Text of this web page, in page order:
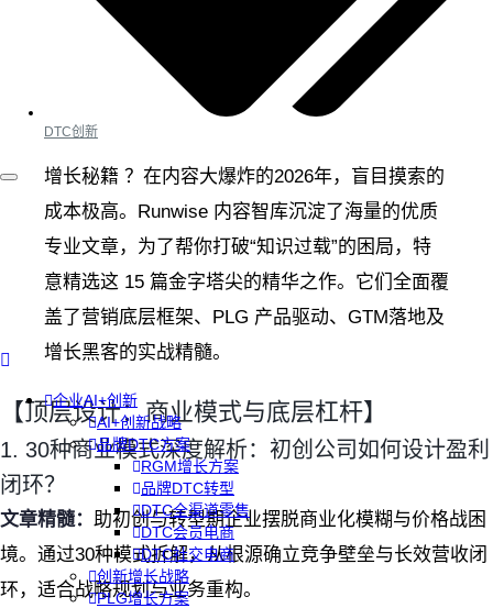
企业AI+创新
AI+创新战略
品牌DTC方案
RGM增长方案
品牌DTC转型
DTC全渠道零售
DTC会员电商
DTC社交电商
创新增长战略
PLG增长方案
DTC创新
增长秘籍 ？在内容大爆炸的2026年，盲目摸索的
成本极高。Runwise 内容智库沉淀了海量的优质
专业文章，为了帮你打破“知识过载”的困局，特
意精选这 15 篇金字塔尖的精华之作。它们全面覆
盖了营销底层框架、PLG 产品驱动、GTM落地及
增长黑客的实战精髓。
【顶层设计：商业模式与底层杠杆】
1. 30种商业模式深度解析：初创公司如何设计盈利
闭环？
文章精髓： 助初创与转型期企业摆脱商业化模糊与价格战困
境。通过30种模式拆解，从根源确立竞争壁垒与长效营收闭
环，适合战略规划与业务重构。